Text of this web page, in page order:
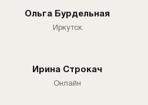
Ольга Бурдельная
Иркутск
Ирина Строкач
Онлайн